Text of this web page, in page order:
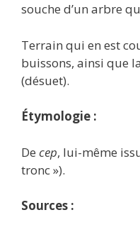
souche d’un arbre
Terrain qui en est
buissons, ainsi que
(désuet).
Étymologie :
De cep, lui-même
tronc »).
Sources :